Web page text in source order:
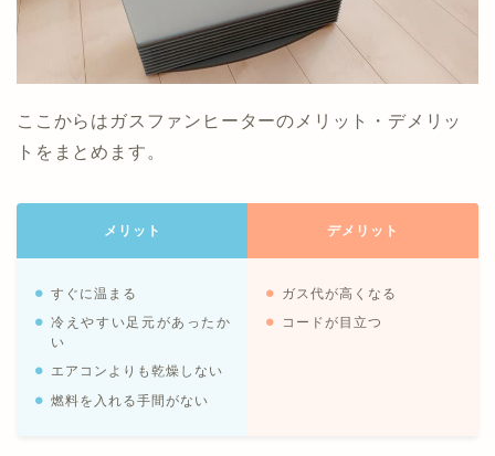
ここからはガスファンヒーターのメリット・デメリッ
トをまとめます。
メリット デメリット
すぐに温まる
冷えやすい足元があったか
い
エアコンよりも乾燥しない
燃料を入れる手間がない
ガス代が高くなる
コードが目立つ